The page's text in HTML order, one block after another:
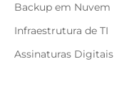
Backup em Nuvem
Infraestrutura de TI
Assinaturas Digitais